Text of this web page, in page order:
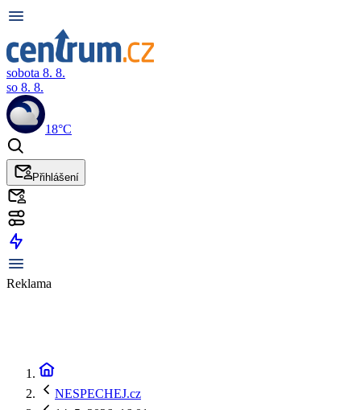
sobota 8. 8.
so 8. 8.
18°C
Přihlášení
Reklama
NESPECHEJ.cz